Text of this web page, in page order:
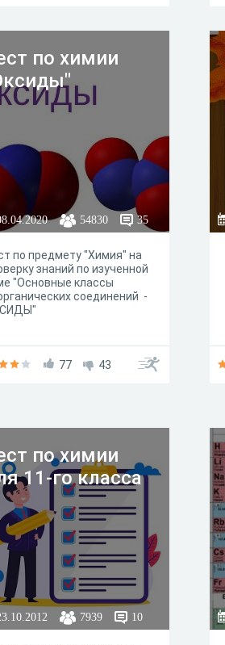
по химии
54830 35
по предмету "Химия" на
знаний по изученной
"Основные классы
соединений -
77 43
по химии
11-го класса
7939 10